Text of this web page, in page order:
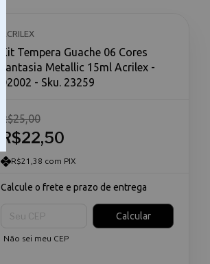
ACRILEX
Kit Tempera Guache 06 Cores
Fantasia Metallic 15ml Acrilex -
02002 - Sku. 23259
R$22,50
R$25,00
R$21,38 com PIX
Calcule o frete e prazo de entrega
Calcular
Não sei meu CEP